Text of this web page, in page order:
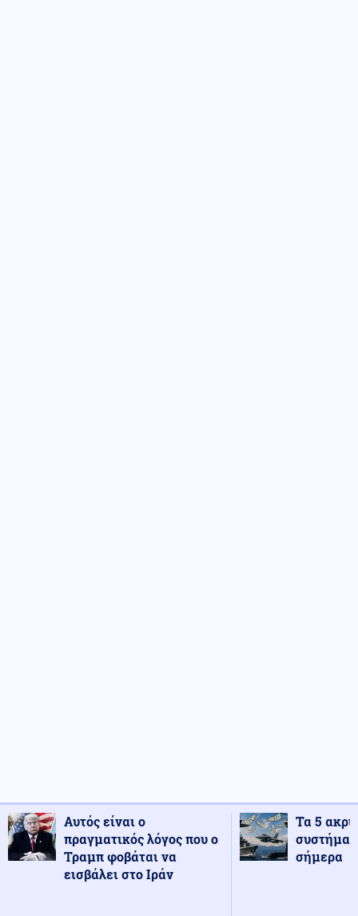
Αυτός είναι ο
πραγματικός λόγος που ο
Τραμπ φοβάται να
εισβάλει στο Ιράν
Τα 5
σήμερα